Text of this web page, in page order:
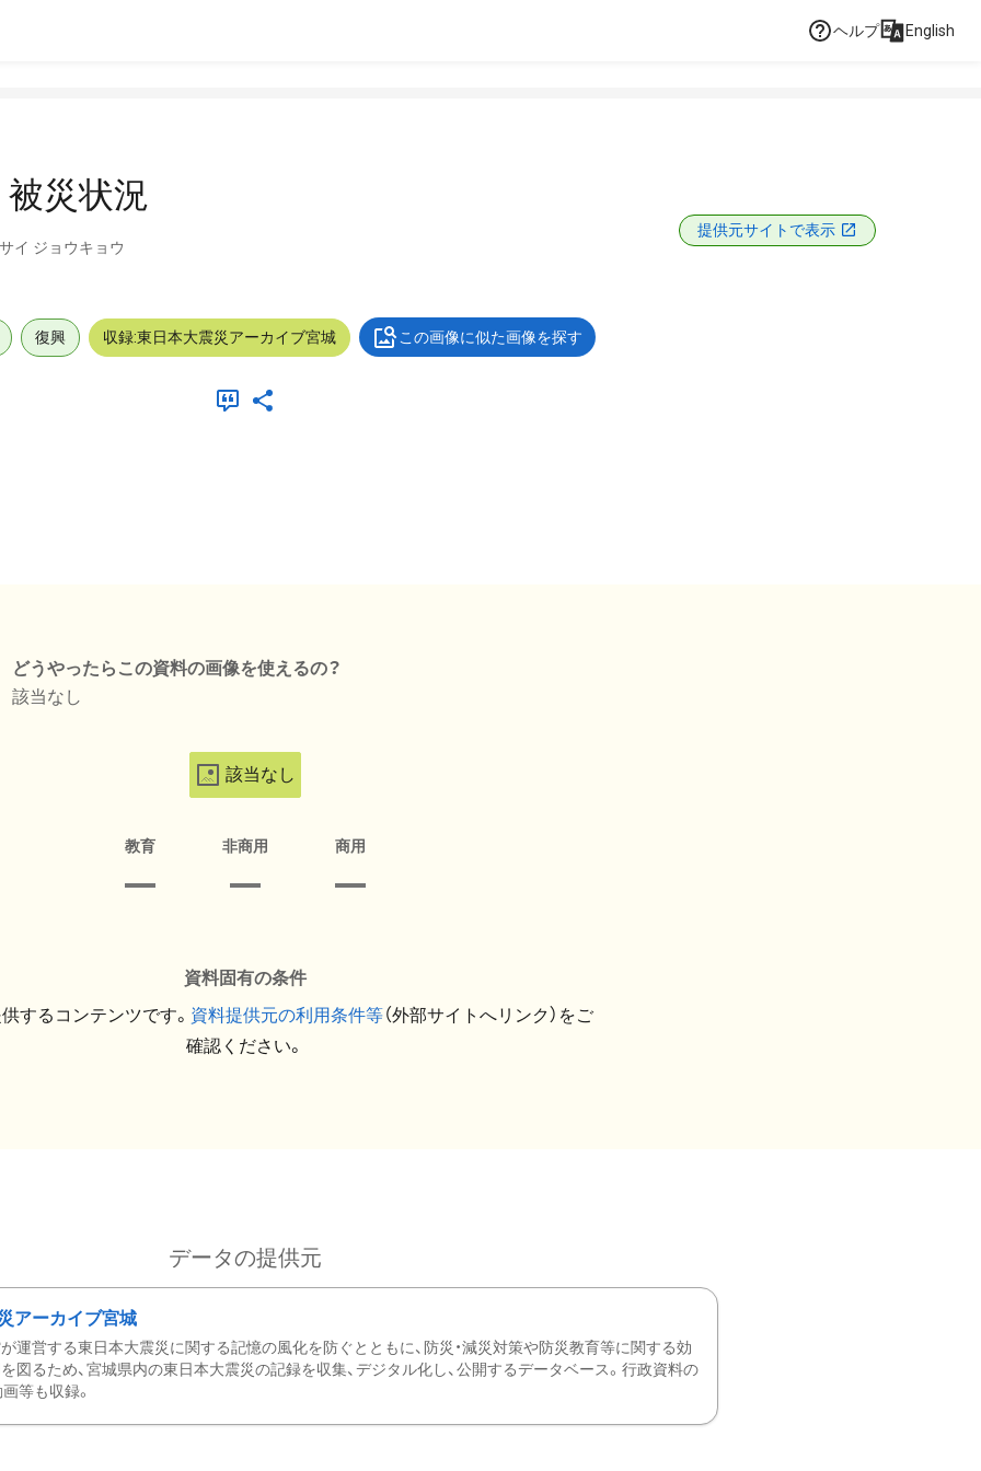
ヘルプ English
災状況
イ ジョウキョウ
提供元サイトで表示
復興 収録:東日本大震災アーカイブ宮城 この画像に似た画像を探す
どうやったらこの資料の画像を使えるの？
該当なし
該当なし
教育 非商用 商用
資料固有の条件
するコンテンツです。 資料提供元の利用条件等（外部サイトへリンク）をご
確認ください。
データの提供元
アーカイブ宮城
運営する東日本大震災に関する記憶の風化を防ぐとともに、防災・減災対策や防災教育等に関する効
図るため、宮城県内の東日本大震災の記録を収集、デジタル化し、公開するデータベース。行政資料の
等も収録。